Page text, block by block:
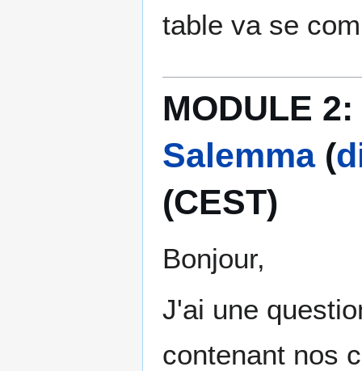
table va se
MODULE
Salemma(
(CEST)
Bonjour,
J'ai une
contenant nos